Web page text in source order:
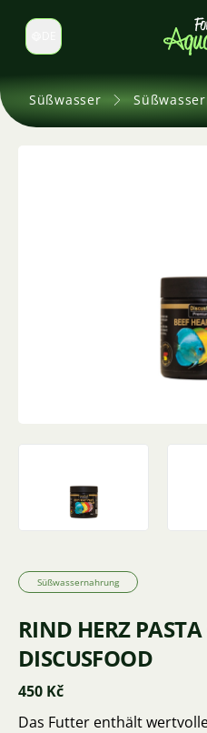
Sprache wechseln
Süßwasser
Süßwassernahrung
RIND HERZ
DISCUSFOOD
450 Kč
Das Futter enthält